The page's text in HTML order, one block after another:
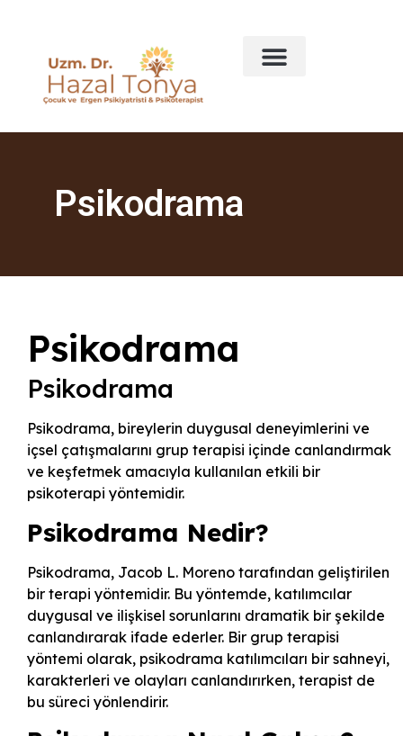
Psikodrama
Psikodrama
Psikodrama
Psikodrama, bireylerin duygusal deneyimlerini ve
içsel çatışmalarını grup terapisi içinde canlandırmak
ve keşfetmek amacıyla kullanılan etkili bir
psikoterapi yöntemidir.
Psikodrama Nedir?
Psikodrama, Jacob L. Moreno tarafından geliştirilen
bir terapi yöntemidir. Bu yöntemde, katılımcılar
duygusal ve ilişkisel sorunlarını dramatik bir şekilde
canlandırarak ifade ederler. Bir grup terapisi
yöntemi olarak, psikodrama katılımcıları bir sahneyi,
karakterleri ve olayları canlandırırken, terapist de
bu süreci yönlendirir.